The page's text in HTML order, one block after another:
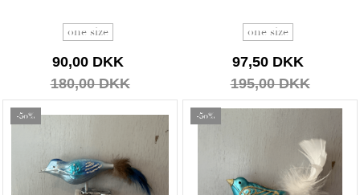
one size
90,00 DKK
180,00 DKK
one size
97,50 DKK
195,00 DKK
-50% -50%